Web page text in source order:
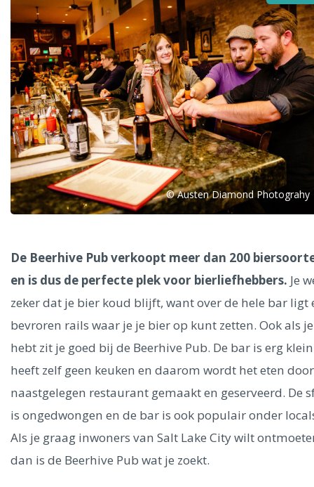
Alle steden
Phoenix
Dresden
Ålesund
Dublin
Hong Kong München Wenen Budapest
Madrid
Vancouver
Alles bekijken
© Austen Diamond Photograhy
De Beerhive Pub verkoopt meer dan 200
en is dus de perfecte plek voor bierliefhebbers. Je
zeker dat je bier koud blijft, want over de hele bar ligt
bevroren rails waar je je bier op kunt zetten. Ook als
hebt zit je goed bij de Beerhive Pub. De bar is erg
heeft zelf geen keuken en daarom wordt het eten
naastgelegen restaurant gemaakt en geserveerd. De
is ongedwongen en de bar is ook populair onder
Als je graag inwoners van Salt Lake City wilt
dan is de Beerhive Pub wat je zoekt.